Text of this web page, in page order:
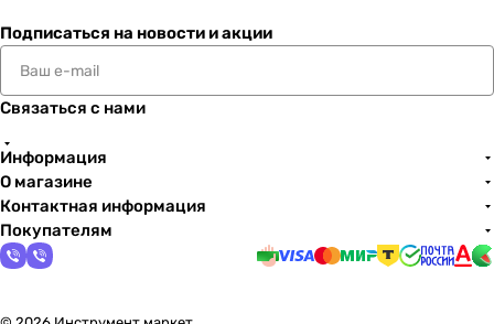
Подписаться на новости и акции
Связаться с нами
Информация
О магазине
Контактная информация
Покупателям